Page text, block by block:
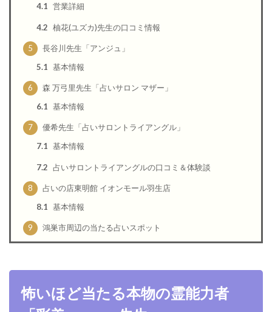
4.1 営業詳細
4.2 柚花(ユズカ)先生の口コミ情報
5
長谷川先生「アンジュ」
5.1 基本情報
6
森 万弓里先生「占いサロン マザー」
6.1 基本情報
7
優希先生「占いサロントライアングル」
7.1 基本情報
7.2 占いサロントライアングルの口コミ＆体験談
8
占いの店東明館 イオンモール羽生店
8.1 基本情報
9 鴻巣市周辺の当たる占いスポット
怖いほど当たる本物の霊能力者